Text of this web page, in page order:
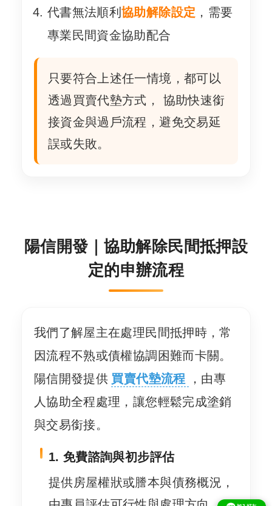
代書無法順利協助解除設定 ，需要
專業民間資金協助配合
只要符合上述任一情境，都可以
透過買賣代墊方式， 協助快速銜
接資金與過戶流程，避免交易延
誤或失敗。
陽信開發｜協助解除民間抵押設
定的申辦流程
我們了解屋主在處理民間抵押時，常
因流程不熟或債權協調困難而卡關。
陽信開發提供 買賣代墊流程 ，由專
人協助全程處理，讓您輕鬆完成塗銷
與交易銜接。
1. 免費諮詢與初步評估
提供房屋權狀或謄本與債務概況，